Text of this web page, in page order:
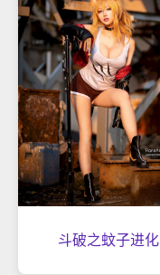
斗破之蚊子进化